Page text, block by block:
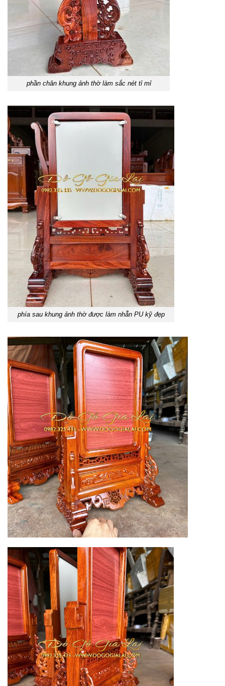
phần chân khung ảnh thờ làm sắc nét tỉ mỉ
phía sau khung ảnh thờ được làm nhẵn PU kỹ đẹp